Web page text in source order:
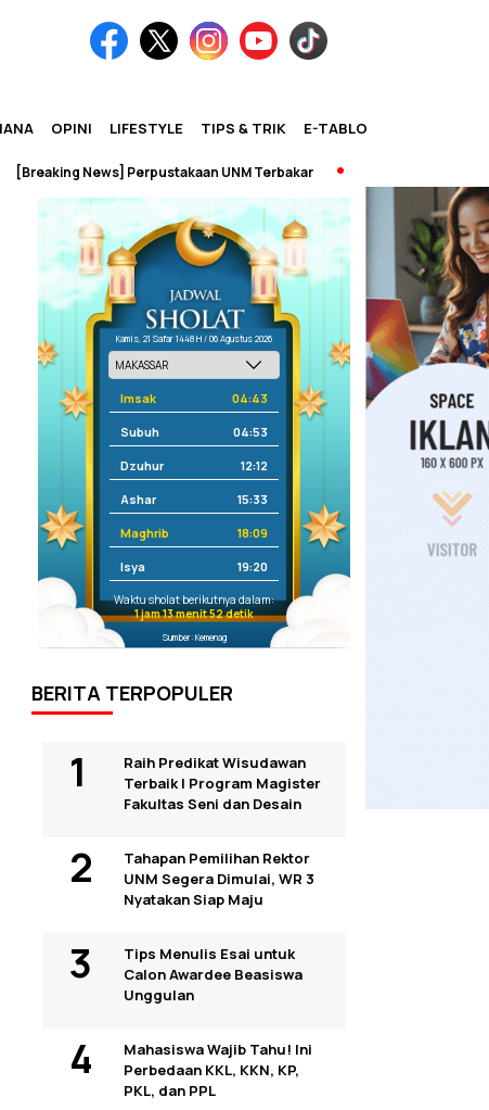
OPINI LIFESTYLE TIPS & TRIK E-TABLOID
News] Perpustakaan UNM Terbakar
Kamis, 21 Safar 1448 H / 06 Agustus 2026
Imsak 04:43
Subuh 04:53
Dzuhur 12:12
Ashar 15:33
Maghrib 18:09
Isya 19:20
Waktu sholat berikutnya dalam:
1 jam 13 menit 51 detik
Sumber: Kemenag
BERITA TERPOPULER
Raih Predikat Wisudawan
Terbaik I Program Magister
Fakultas Seni dan Desain
Tahapan Pemilihan Rektor
UNM Segera Dimulai, WR 3
Nyatakan Siap Maju
Tips Menulis Esai untuk
Calon Awardee Beasiswa
Unggulan
Mahasiswa Wajib Tahu! Ini
Perbedaan KKL, KKN, KP,
PKL, dan PPL